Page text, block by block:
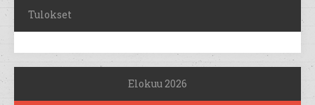
Tulokset
Elokuu 2026